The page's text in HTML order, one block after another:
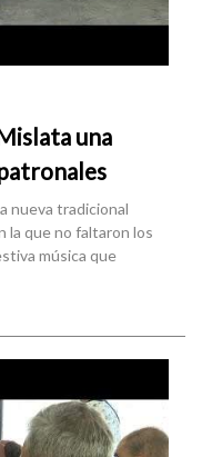
una
nueva tradicional
la que no faltaron los
música que